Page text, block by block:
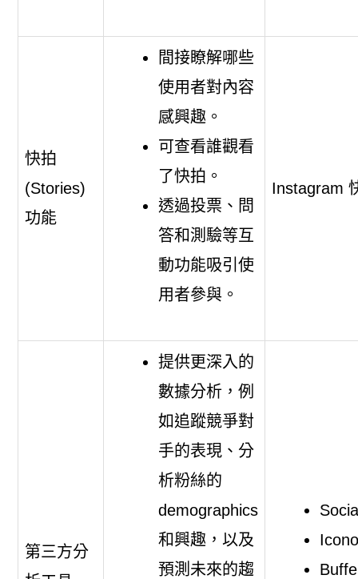
快拍
(Stories)
功能
間接瞭解哪些
使用者對內容
感興趣。
可查看誰觀看
了快拍。
透過投票、問
答和測驗等互
動功能吸引使
用者參與。
Instagram
第三方分
提供更深入的
數據分析，例
如追蹤競爭對
手的表現、分
析粉絲的
demographics
和興趣，以及
預測未來的趨